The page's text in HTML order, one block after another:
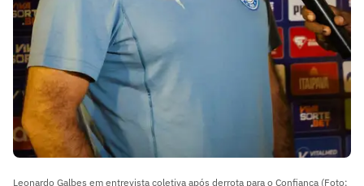
Leonardo Galbes em entrevista coletiva após derrota para o Confiança (Foto: